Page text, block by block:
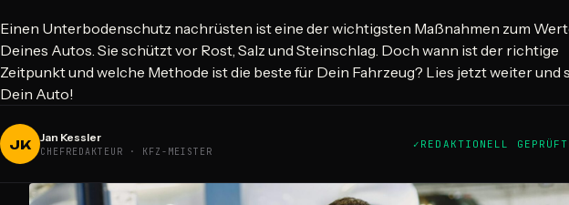
Einen Unterbodenschutz nachrüsten ist eine der wichtigsten Maßnahmen zum
Deines Autos. Sie schützt vor Rost, Salz und Steinschlag. Doch wann ist der richtige
Zeitpunkt und welche Methode ist die beste für Dein Fahrzeug? Lies jetzt weiter und
Dein Auto!
JK Jan Kessler
CHEFREDAKTEUR · KFZ-MEISTER
REDAKTIONELL GEPRÜFT